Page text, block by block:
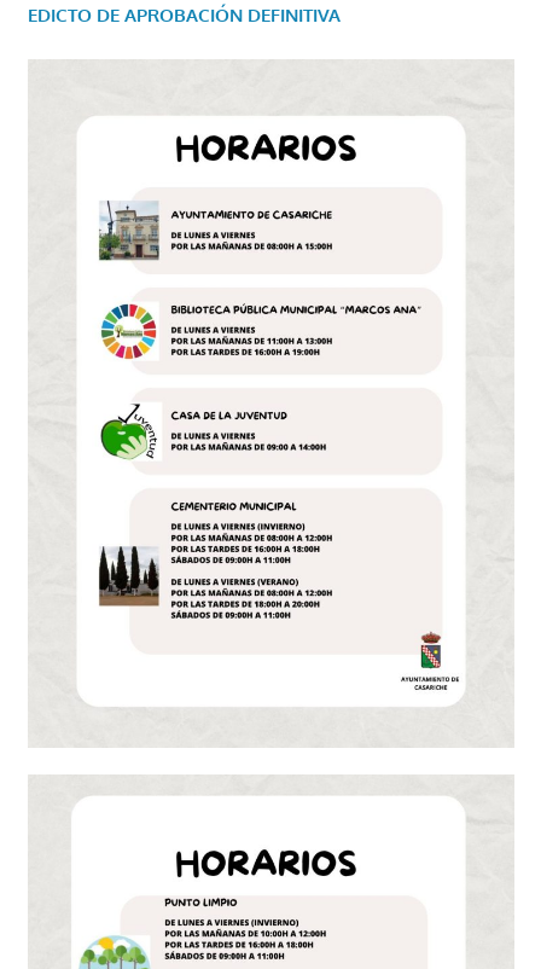
EDICTO DE APROBACIÓN DEFINITIVA